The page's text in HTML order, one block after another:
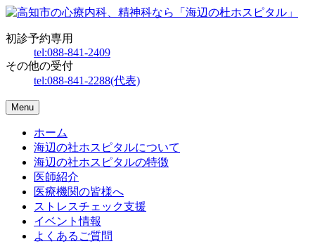
初診予約専用
tel:088-841-2409
その他の受付
tel:088-841-2288(代表)
Menu
ホーム
海辺の社ホスピタルについて
海辺の社ホスピタルの特徴
医師紹介
医療機関の皆様へ
ストレスチェック支援
イベント情報
よくあるご質問